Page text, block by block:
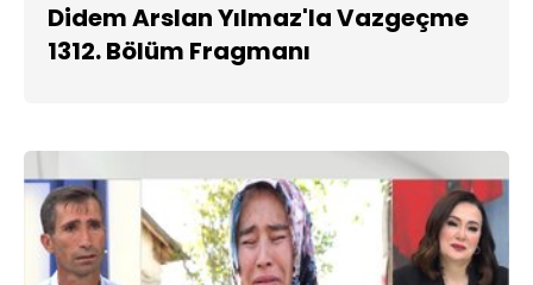
Didem Arslan Yılmaz'la Vazgeçme
1312. Bölüm Fragmanı